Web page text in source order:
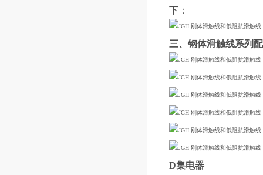
下：
三、钢体滑触线系列
D集电器